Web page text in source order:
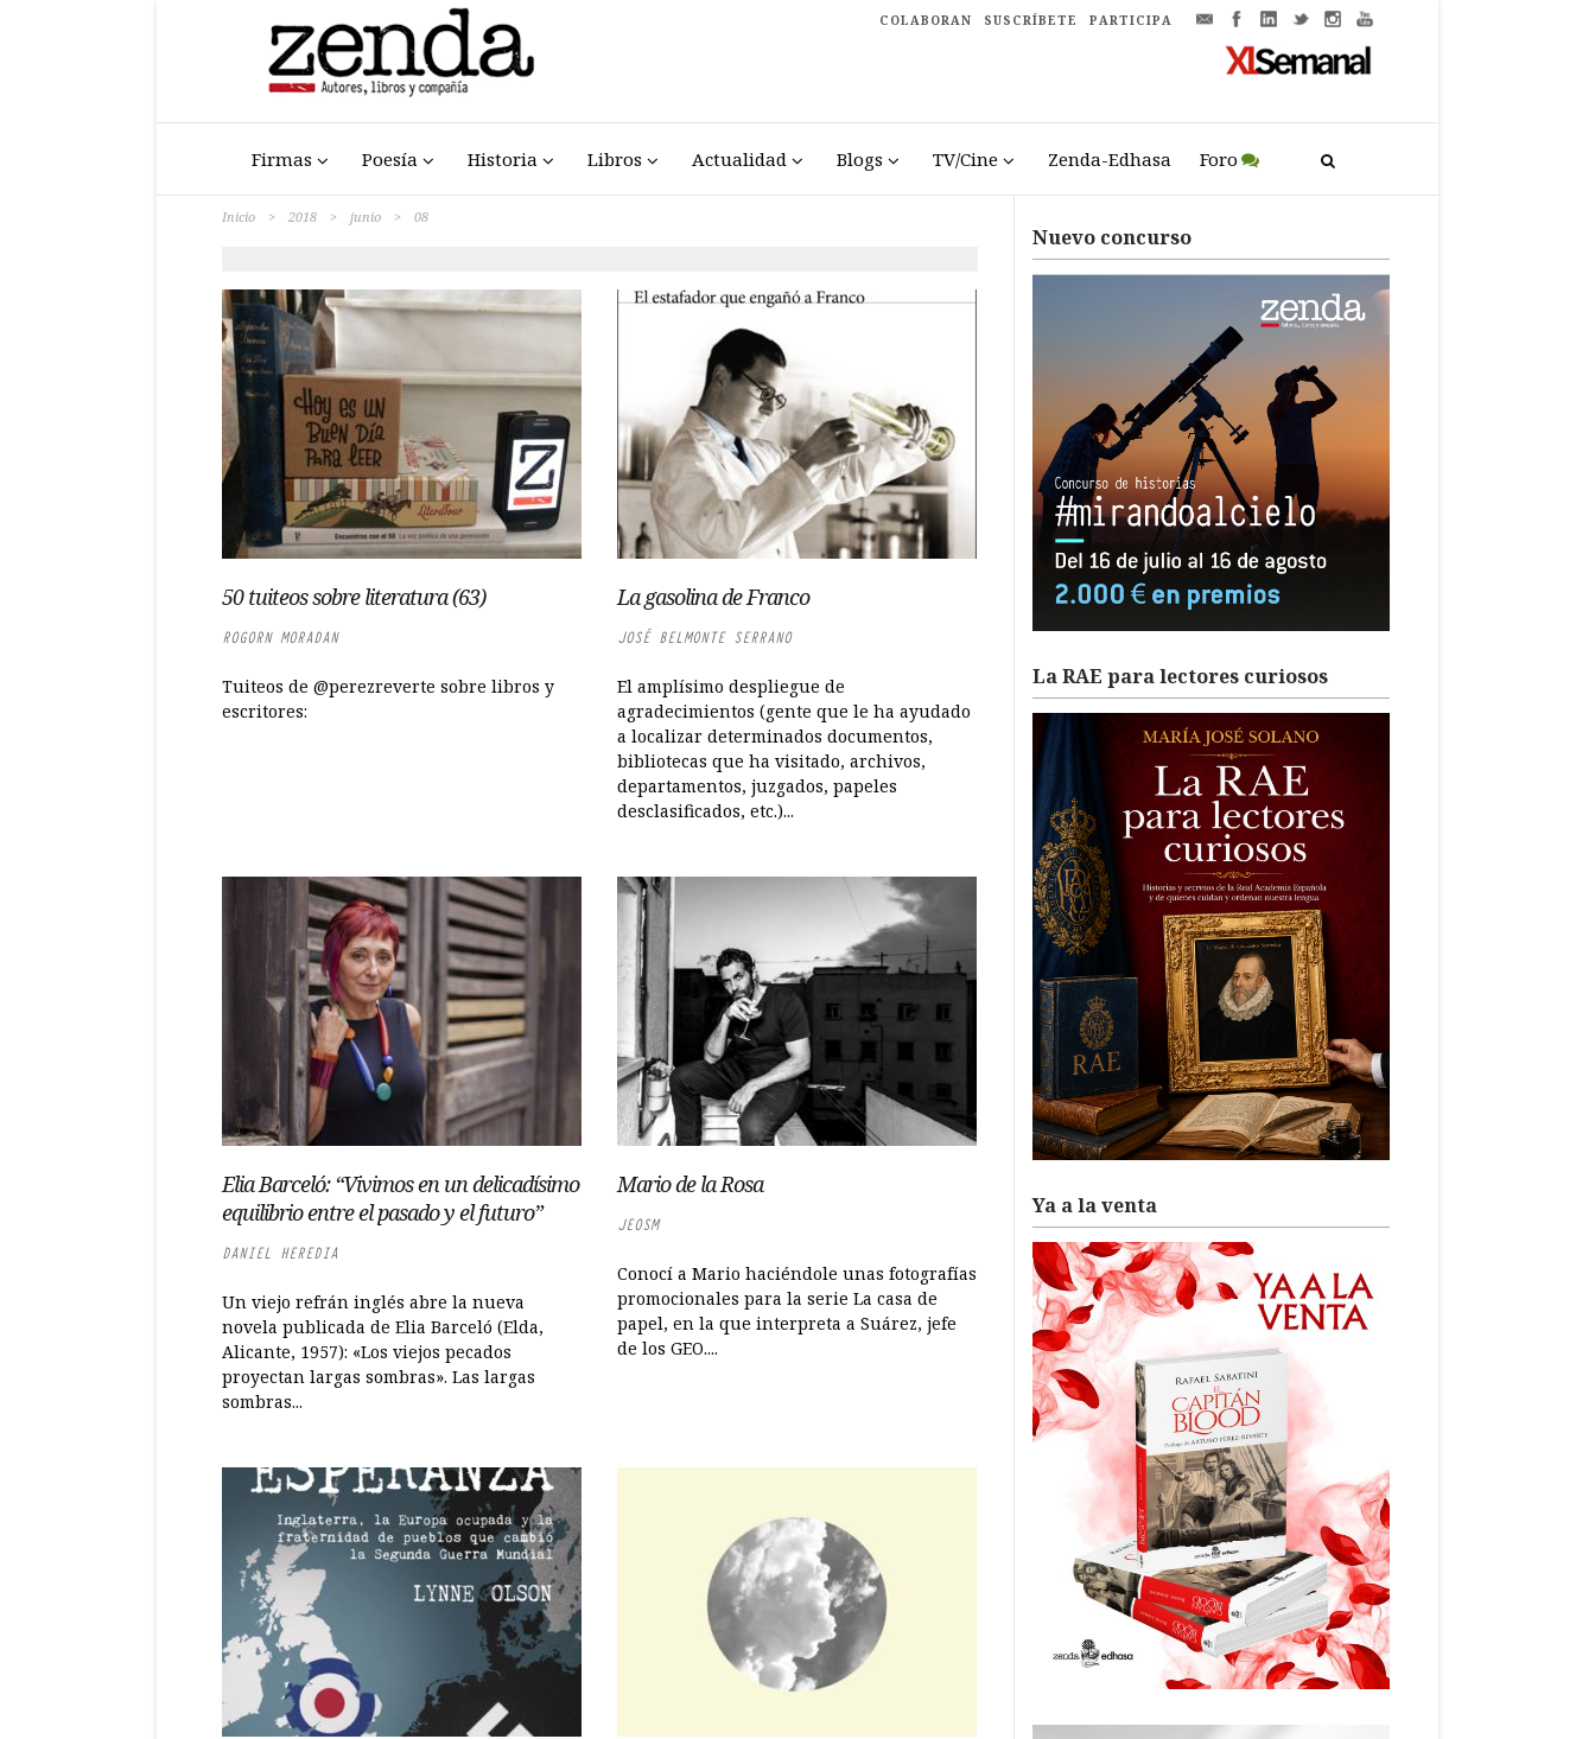
COLABORAN SUSCRÍBETE PARTICIPA
Firmas Poesía Historia Libros Actualidad Blogs TV/Cine Zenda-Edhasa Foro
Inicio > 2018 > junio > 08
50 tuiteos sobre literatura (63)
ROGORN MORADAN
Tuiteos de @perezreverte sobre libros y
escritores:
La gasolina de Franco
JOSÉ BELMONTE SERRANO
El amplísimo despliegue de
agradecimientos (gente que le ha ayudado
a localizar determinados documentos,
bibliotecas que ha visitado, archivos,
departamentos, juzgados, papeles
desclasificados, etc.)...
Elia Barceló: “Vivimos en un delicadísimo
equilibrio entre el pasado y el futuro”
DANIEL HEREDIA
Un viejo refrán inglés abre la nueva
novela publicada de Elia Barceló (Elda,
Alicante, 1957): «Los viejos pecados
proyectan largas sombras». Las largas
sombras...
Mario de la Rosa
JEOSM
Conocí a Mario haciéndole unas fotografías
promocionales para la serie La casa de
papel, en la que interpreta a Suárez, jefe
de los GEO....
Nuevo concurso
La RAE para lectores curiosos
Ya a la venta